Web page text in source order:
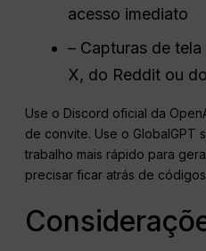
acesso imediato
– Capturas de
X, do Reddit ou
Use o Discord oficial da
de convite. Use o GlobalGPT
trabalho mais rápido para
precisar ficar atrás de